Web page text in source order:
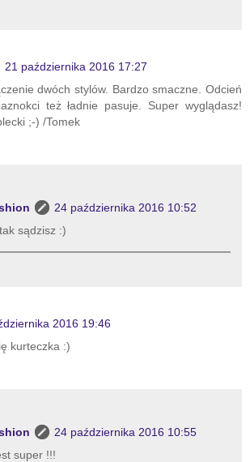
21 października 2016 17:27
dwóch stylów. Bardzo smaczne. Odcień
też ładnie pasuje. Super wyglądasz!
;-) /Tomek
24 października 2016 10:52
sądzisz :)
2016 19:46
kurteczka :)
24 października 2016 10:55
super !!!